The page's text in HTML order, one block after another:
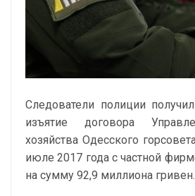
Следователи полиции
изъятие договора
хозяйства Одесского
июле 2017 года с частной
на сумму 92,9 миллиона гривен.